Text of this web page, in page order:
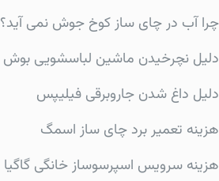
چرا آب در چای ساز کوخ جوش نمی آید؟
دلیل نچرخیدن ماشین لباسشویی بوش
دلیل داغ شدن جاروبرقی فیلیپس
هزینه تعمیر برد چای ساز اسمگ
هزینه سرویس اسپرسوساز خانگی گاگیا